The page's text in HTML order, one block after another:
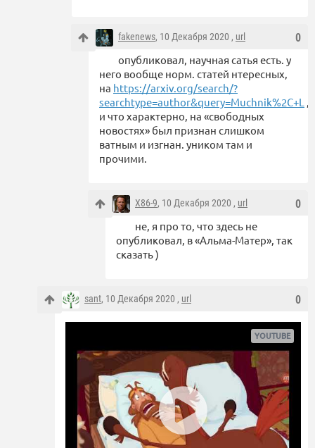
0
fakenews, 10 Декабря 2020 , url
опубликовал, научная сатья есть. у
него вообще норм. статей нтересных,
на https://arxiv.org/search/?
searchtype=author&query=Muchnik%2C+L ,
и что характерно, на «свободных
новостях» был признан слишком
ватным и изгнан. уником там и
прочими.
0
X86-9, 10 Декабря 2020 , url
не, я про то, что здесь не
опубликовал, в «Альма-Матер», так
сказать )
0
sant, 10 Декабря 2020 , url